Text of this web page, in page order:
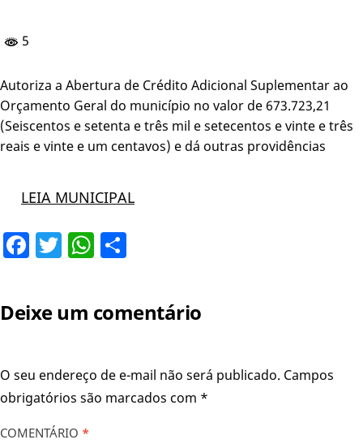
5
Autoriza a Abertura de Crédito Adicional Suplementar ao
Orçamento Geral do município no valor de 673.723,21
(Seiscentos e setenta e três mil e setecentos e vinte e três
reais e vinte e um centavos) e dá outras providências
LEIA MUNICIPAL
Facebook
TwitterWhatsApp
Deixe um comentário
O seu endereço de e-mail não será publicado. Campos
obrigatórios são marcados com *
COMENTÁRIO *